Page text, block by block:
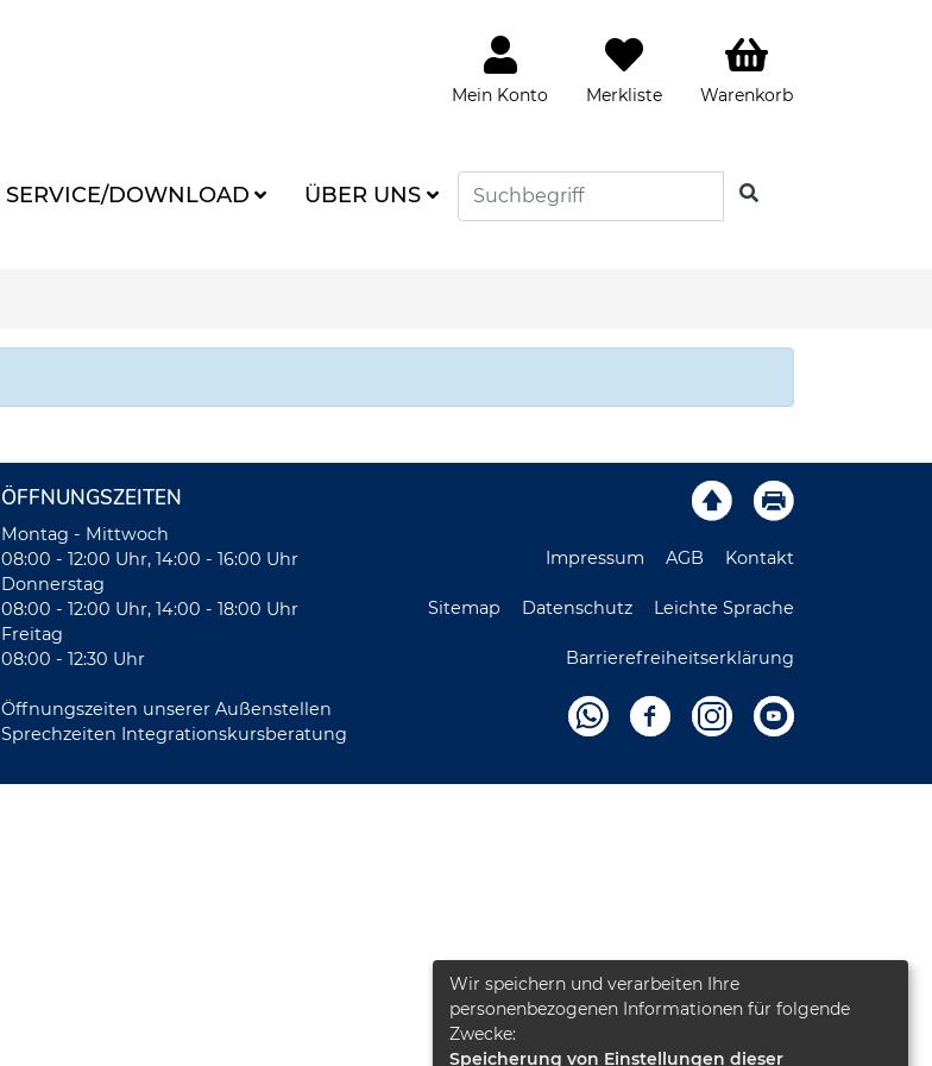
Mein Konto Merkliste Warenkorb
SERVICE/DOWNLOAD ÜBER UNS SUCHEN
ÖFFNUNGSZEITEN
Montag - Mittwoch
08:00 - 12:00 Uhr, 14:00 - 16:00 Uhr
Donnerstag
08:00 - 12:00 Uhr, 14:00 - 18:00 Uhr
Freitag
08:00 - 12:30 Uhr
Öffnungszeiten unserer Außenstellen
Sprechzeiten Integrationskursberatung
Impressum AGB Kontakt
Sitemap Datenschutz Leichte Sprache
Barrierefreiheitserklärung
Wir speichern und verarbeiten Ihre
personenbezogenen Informationen für folgende
Zwecke:
Speicherung von Einstellungen dieser